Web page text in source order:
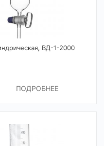
ВД-1-2000
ПОДРОБНЕЕ